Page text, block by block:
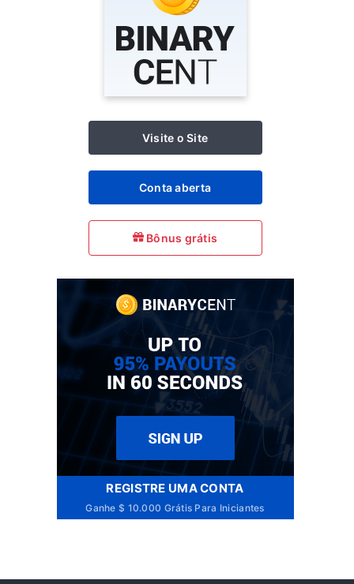
Visite o Site
Conta aberta
Bônus grátis
REGISTRE UMA CONTA
Ganhe $ 10.000 Grátis Para Iniciantes